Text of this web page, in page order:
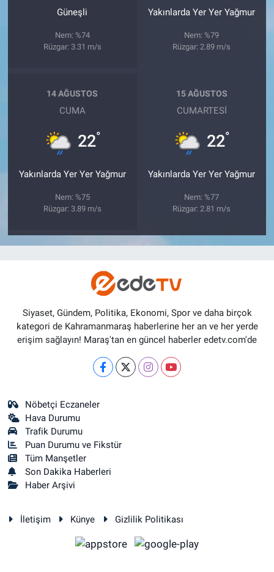
Güneşli
Nem: %74
Rüzgar: 3.31 m/s
Yakınlarda Yer Yer Yağmur
Nem: %79
Rüzgar: 2.89 m/s
14 AĞUSTOS
CUMA
22°
Yakınlarda Yer Yer Yağmur
Nem: %75
Rüzgar: 3.89 m/s
15 AĞUSTOS
CUMARTESI
22°
Yakınlarda Yer Yer Yağmur
Nem: %77
Rüzgar: 2.81 m/s
Siyaset, Gündem, Politika, Ekonomi, Spor ve daha birçok
kategori de Kahramanmaraş haberlerine her an ve her yerde
erişim sağlayın! Maraş'tan en güncel haberler edetv.com'de
Nöbetçi Eczaneler
Hava Durumu
Trafik Durumu
Puan Durumu ve Fikstür
Tüm Manşetler
Son Dakika Haberleri
Haber Arşivi
İletişim Künye Gizlilik Politikası